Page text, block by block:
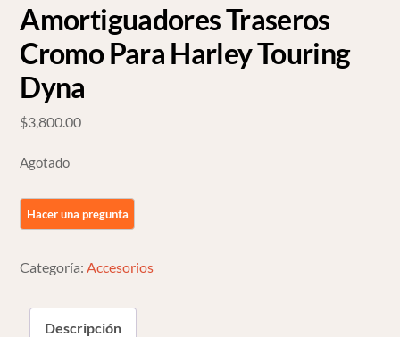
Amortiguadores Traseros
Cromo Para Harley Touring
Dyna
$3,800.00
Agotado
Categoría:Accesorios
Descripción